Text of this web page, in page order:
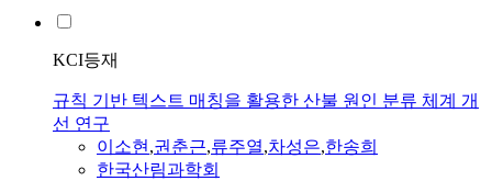
KCI등재
규칙 기반 텍스트 매칭을 활용한 산불 원인 분류 체계 개
선 연구
이소현,권춘근,류주열,차성은,한송희
한국산림과학회